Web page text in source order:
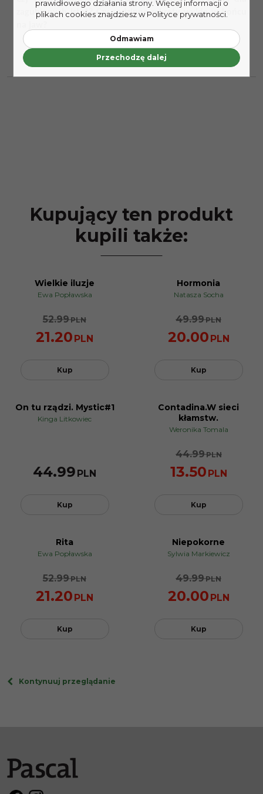
zagubionych istot? Czy rodzinne sekrety wyjdą w końcu
Kupujący ten produkt
kupili także:
Wielkie iluzje
Ewa Popławska
52.99PLN
21.20 PLN
Kup
Hormonia
Natasza Socha
49.99PLN
20.00 PLN
Kup
On tu rządzi. Mystic#1
Kinga Litkowiec
44.99 PLN
Kup
PROMOCJA
Contadina.W sieci
kłamstw.
Weronika Tomala
44.99PLN
13.50 PLN
Kup
Rita
Ewa Popławska
52.99PLN
21.20 PLN
Kup
Niepokorne
Sylwia Markiewicz
49.99PLN
20.00 PLN
Kup
Kontynuuj przeglądanie
prawidłowego działania strony. Więcej informacji o
plikach cookies znajdziesz w Polityce prywatności.
Odmawiam
Przechodzę dalej